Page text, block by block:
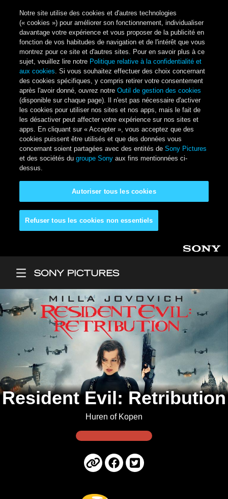
Notre site utilise des cookies et d'autres technologies
(« cookies ») pour améliorer son fonctionnement, individualiser
davantage votre expérience et vous proposer de la publicité en
fonction de vos habitudes de navigation et de l'intérêt que vous
montrez pour ce site et d'autres sites. Pour en savoir plus à ce
sujet, veuillez lire notre Politique relative à la confidentialité et
aux cookies. Si vous souhaitez effectuer des choix concernant
des cookies spécifiques, y compris retirer votre consentement
après l'avoir donné, ouvrez notreOutil de gestion des cookies
(disponible sur chaque page). Il n'est pas nécessaire d'activer
les cookies pour utiliser nos sites et nos apps, mais le fait de
les désactiver peut affecter votre expérience sur nos sites et
apps. En cliquant sur « Accepter », vous acceptez que des
cookies puissent être utilisés et que des données vous
concernant soient partagées avec des entités deSony Pictures
et des sociétés dugroupe Sony aux fins mentionnées ci-
dessus.
Refuser tous les cookies non essentiels
Autoriser tous les cookies
Resident Evil: Retribution
Huren of Kopen